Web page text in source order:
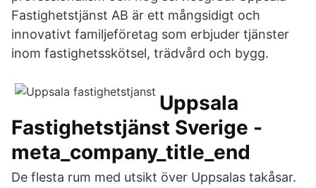
Fastighetstjänst AB är ett mångsidigt och
innovativt familjeföretag som erbjuder tjänster
inom fastighetsskötsel, trädvård och bygg.
Uppsala
Fastighetstjänst Sverige -
meta_company_title_end
De flesta rum med utsikt över Uppsalas takåsar.